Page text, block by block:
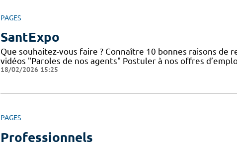
PAGES
SantExpo
Que souhaitez-vous faire ? Connaître 10 bonnes raisons de
vidéos "Paroles de nos agents" Postuler à nos offres
18/02/2026 15:25
PAGES
Professionnels